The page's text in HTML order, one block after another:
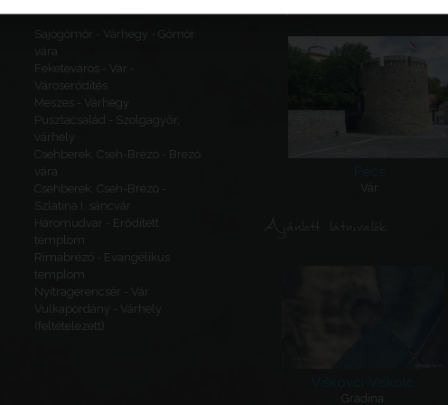
Sajógömör - Várhegy - Gömör
vára
Feketeváros - Vár -
Városerődítés
Meszes - Várhegy
Pusztacsalád - Szolgagyőr,
várhely
Csehberek, Cseh-Brézó - Brezó
vára
Csehberek, Cseh-Brézó -
Szlatina I. sáncvár
Háromudvar - Erődített
templom
Rimabrézó - Evangélikus
templom
Nyitragerencsér - Vár
Vulkapordány - Várhely
(feltételezett)
Pécs
Vár
Ajánlott látnivalók
Viškovci-Viskolc
Gradina